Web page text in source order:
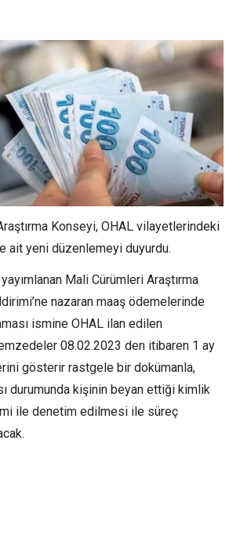
Konseyi, OHAL vilayetlerindeki
ait yeni düzenlemeyi duyurdu.
Mali Cürümleri Araştırma
nazaran maaş ödemelerinde
ismine OHAL ilan edilen
08.02.2023 den itibaren 1 ay
gösterir rastgele bir dokümanla,
durumunda kişinin beyan ettiği kimlik
ile denetim edilmesi ile süreç